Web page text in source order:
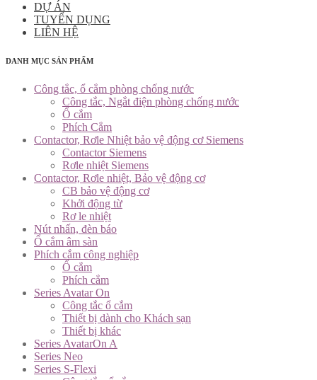
DỰ ÁN
TUYỂN DỤNG
LIÊN HỆ
DANH MỤC SẢN PHẨM
Công tắc, ổ cắm phòng chống nước
Công tắc, Ngắt điện phòng chống nước
Ổ cắm
Phích Cắm
Contactor, Rơle Nhiệt bảo vệ động cơ Siemens
Contactor Siemens
Rơle nhiệt Siemens
Contactor, Rơle nhiệt, Bảo vệ động cơ
CB bảo vệ động cơ
Khởi động từ
Rơ le nhiệt
Nút nhấn, đèn báo
Ổ cắm âm sàn
Phích cắm công nghiệp
Ổ cắm
Phích cắm
Series Avatar On
Công tắc ổ cắm
Thiết bị dành cho Khách sạn
Thiết bị khác
Series AvatarOn A
Series Neo
Series S-Flexi